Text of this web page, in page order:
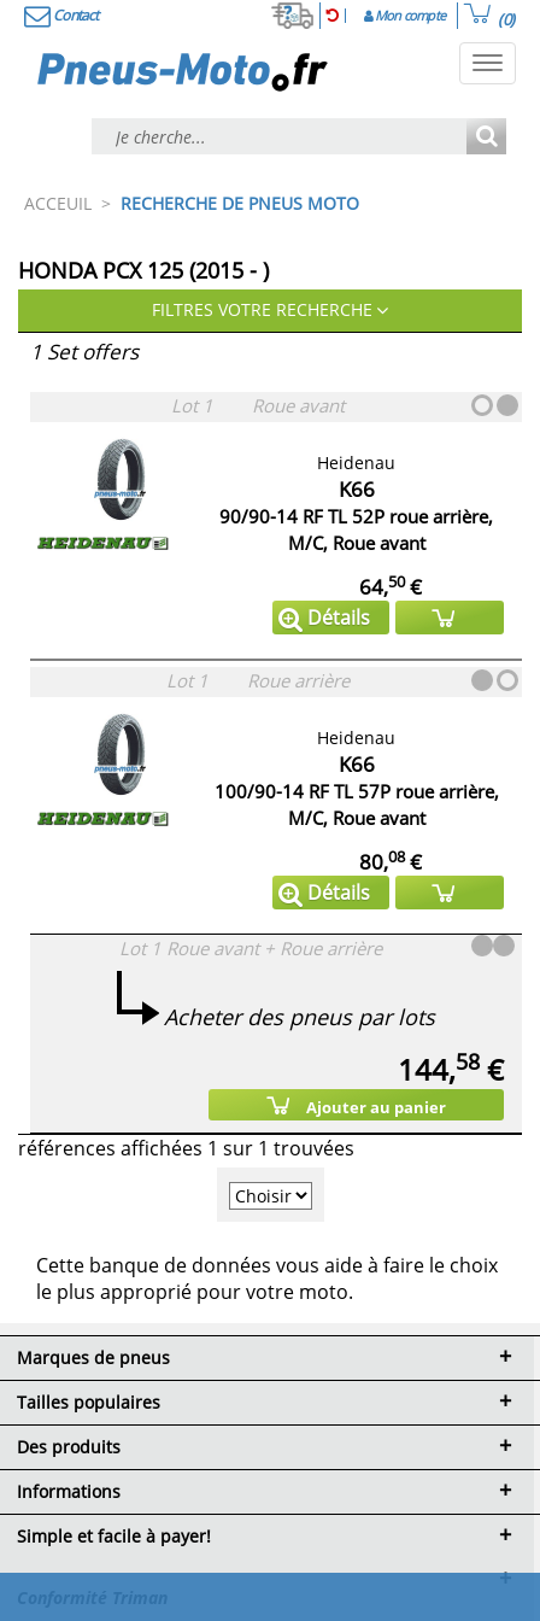
Contact Mon compte (0)
ACCEUIL > RECHERCHE DE PNEUS MOTO
HONDA PCX 125 (2015 - )
FILTRES VOTRE RECHERCHE
1 Set offers
Lot 1 Roue avant
Heidenau
K66
90/90-14 RF TL 52P roue arrière,
M/C, Roue avant
64,50€
Détails
Lot 1 Roue arrière
Heidenau
K66
100/90-14 RF TL 57P roue arrière,
M/C, Roue avant
80,08€
Détails
Lot 1 Roue avant + Roue arrière
Acheter des pneus par lots
144,58 €
Ajouter au panier
références affichées 1 sur 1 trouvées
Cette banque de données vous aide à faire le choix
le plus approprié pour votre moto.
Marques de pneus
Tailles populaires
Des produits
Informations
Simple et facile à payer!